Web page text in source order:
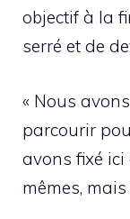
objectif à la
serré et de
« Nous
parcourir
avons fixé
mêmes, mais